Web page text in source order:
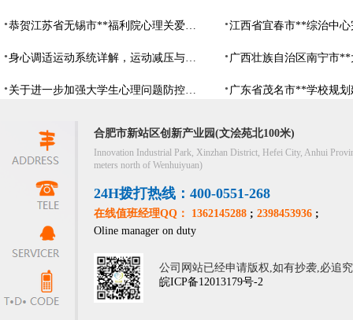
恭贺江苏省无锡市**福利院心理关爱中心建设项目由阳光心健代理商中标
身心调适运动系统详解，运动减压与心理调适全指南
关于进一步加强大学生心理问题防控，防控大学生心理危机
合肥市新站区创新产业园(文浍苑北100米)
Innovation Industrial Park, Xinzhan District, Hefei City, Anhui
meters north of Wenhuiyuan)
24H拨打热线：400-0551-268
在线值班经理QQ： 1362145288 ; 2398453936 ;
Oline manager on duty
公司网站已经申请版权,如有抄袭,必追
皖ICP备12013179号-2